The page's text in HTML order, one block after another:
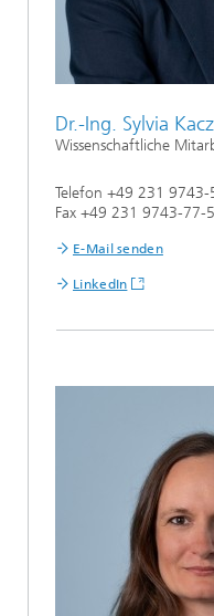
Dr.-Ing. Sylvia
Wissenschaftliche
Telefon +49 231 9743-
Fax +49 231 9743-77-
E-Mail senden
LinkedIn